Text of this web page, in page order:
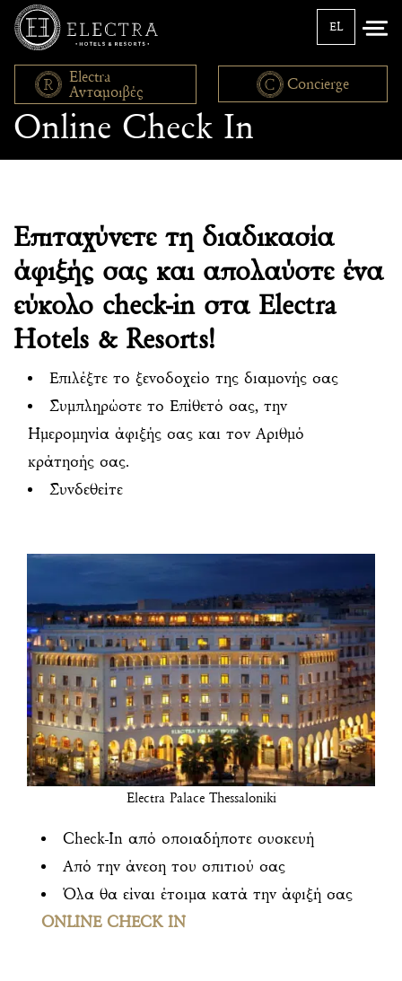
EL
Electra
Ανταμοιβές
Concierge
Online Check In
Επιταχύνετε τη διαδικασία
άφιξής σας και απολαύστε ένα
εύκολο check-in στα Electra
Hotels & Resorts!
Επιλέξτε το ξενοδοχείο της διαμονής σας
Συμπληρώστε το Επίθετό σας, την
Ημερομηνία άφιξής σας και τον Αριθμό
κράτησής σας.
Συνδεθείτε
Electra Palace Thessaloniki
Check-In από οποιαδήποτε συσκευή
Από την άνεση του σπιτιού σας
Όλα θα είναι έτοιμα κατά την άφιξή σας
ONLINE CHECK IN